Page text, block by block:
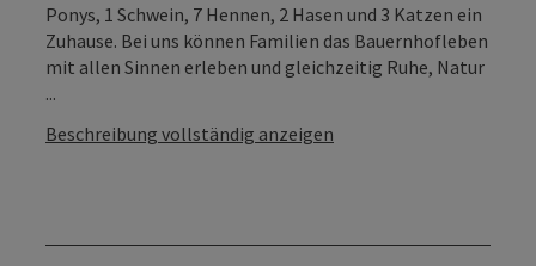
Ponys, 1 Schwein, 7 Hennen, 2 Hasen und 3 Katzen ein
Zuhause. Bei uns können Familien das Bauernhofleben
mit allen Sinnen erleben und gleichzeitig Ruhe, Natur
...
Beschreibung vollständig anzeigen